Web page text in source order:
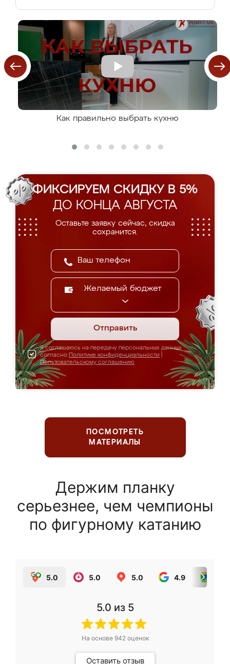
Как правильно выбрать кухню
ФИКСИРУЕМ СКИДКУ В 5%
ДО КОНЦА АВГУСТА
Оставьте заявку сейчас, скидка
сохранится.
Желаемый бюджет
Отправить
Я соглашаюсь на передачу персональных данных
согласно Политике конфиденциальности
Пользовательскому соглашению
ПОСМОТРЕТЬ
МАТЕРИАЛЫ
Держим планку
серьезнее, чем чемпионы
по фигурному катанию
5.0 5.0 5.0 4.9
5.0 из 5
На основе 942оценок
Оставить отзыв